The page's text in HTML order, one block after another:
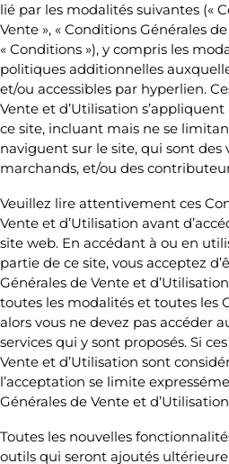
lié par les modalités suivantes («
Vente », « Conditions Générales
« Conditions »), y compris les
politiques additionnelles
et/ou accessibles par hyperlien.
Vente et d’Utilisation
ce site, incluant mais ne se
naviguent sur le site, qui sont des
marchands, et/ou des
Veuillez lire attentivement ces
Vente et d’Utilisation avant
site web. En accédant à ou en
partie de ce site, vous acceptez
Générales de Vente et
toutes les modalités et toutes les
alors vous ne devez pas accéder
services qui y sont proposés. Si
Vente et d’Utilisation sont
l’acceptation se limite
Générales de Vente et
Toutes les nouvelles
outils qui seront ajoutés